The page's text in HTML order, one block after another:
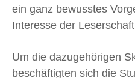
ein ganz bewusstes
Interesse der
Um die dazugehörigen
beschäftigten sich die